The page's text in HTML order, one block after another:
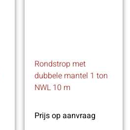
Rondstrop met
dubbele mantel 1 ton
NWL 10 m
Prijs op aanvraag